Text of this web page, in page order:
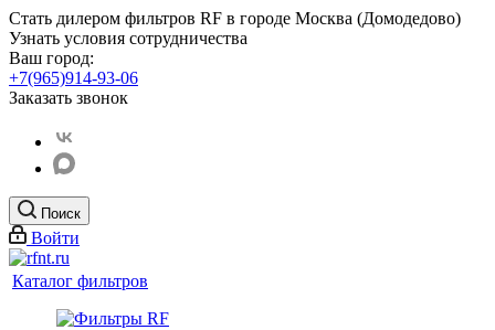
Стать дилером фильтров RF в городе Москва (Домодедово)
Узнать условия сотрудничества
Ваш город:
+7(965)914-93-06
Заказать звонок
Поиск
Войти
Каталог фильтров